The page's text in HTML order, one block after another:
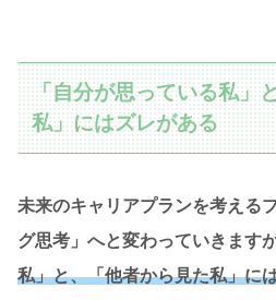
「自分が思っている私」
私」にはズレがある
未来のキャリアプランを考える
グ思考」へと変わっていきますが
私」と、「他者から見た私」に